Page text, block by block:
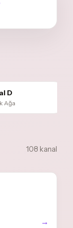
D
Ağa
108 kanal
→